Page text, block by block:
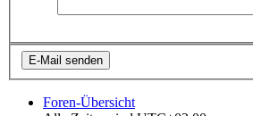
Foren-Übersicht